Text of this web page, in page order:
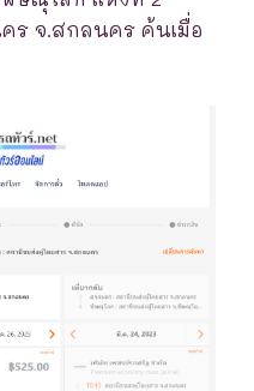
ร จ.สกลนคร ค้นเมื่อ